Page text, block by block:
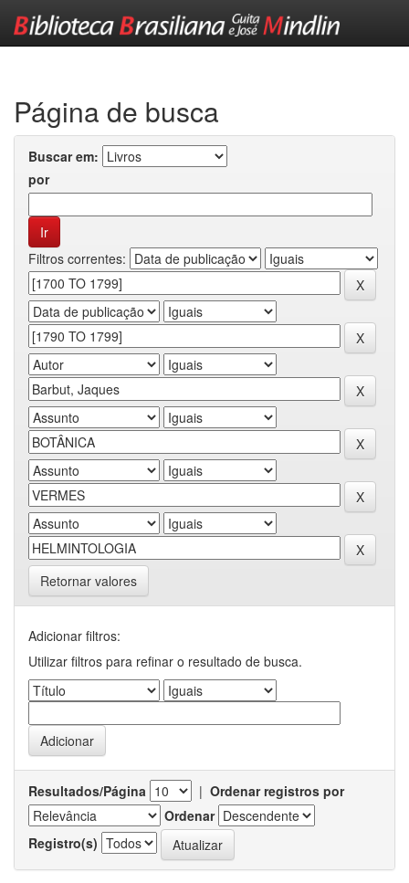
Página de busca
Buscar em:
por
Filtros correntes:
Retornar valores
Adicionar filtros:
Utilizar filtros para refinar o resultado de busca.
Resultados/Página | Ordenar registros por
Ordenar
Registro(s)